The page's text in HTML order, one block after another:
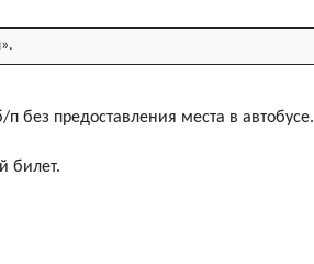
без предоставления места в автобусе.
билет.